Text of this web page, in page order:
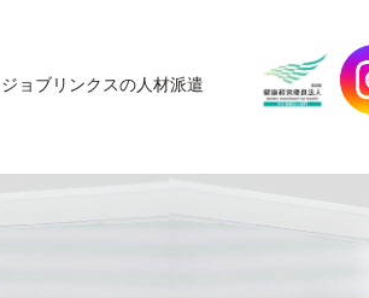
ジョブリンクスの人材派遣